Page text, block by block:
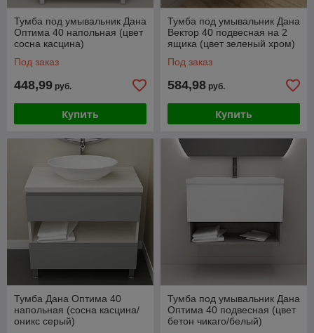
Тумба под умывальник Дана
Оптима 40 напольная (цвет
сосна касцина)
Под заказ
448,99 руб.
Купить
Тумба под умывальник Дана
Вектор 40 подвесная на 2
ящика (цвет зеленый хром)
Под заказ
584,98 руб.
Купить
Тумба Дана Оптима 40
напольная (сосна касцина/
оникс серый)
Тумба под умывальник Дана
Оптима 40 подвесная (цвет
бетон чикаго/белый)